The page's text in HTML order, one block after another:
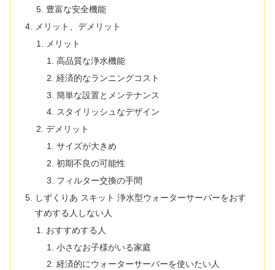
豊富な安全機能
メリット、デメリット
メリット
高品質な浄水機能
経済的なランニングコスト
簡単な設置とメンテナンス
スタイリッシュなデザイン
デメリット
サイズが大きめ
初期不良の可能性
フィルター交換の手間
しずくりあ スキット 浄水型ウォーターサーバーをおす
すめする人しない人
おすすめする人
小さなお子様がいる家庭
経済的にウォーターサーバーを使いたい人